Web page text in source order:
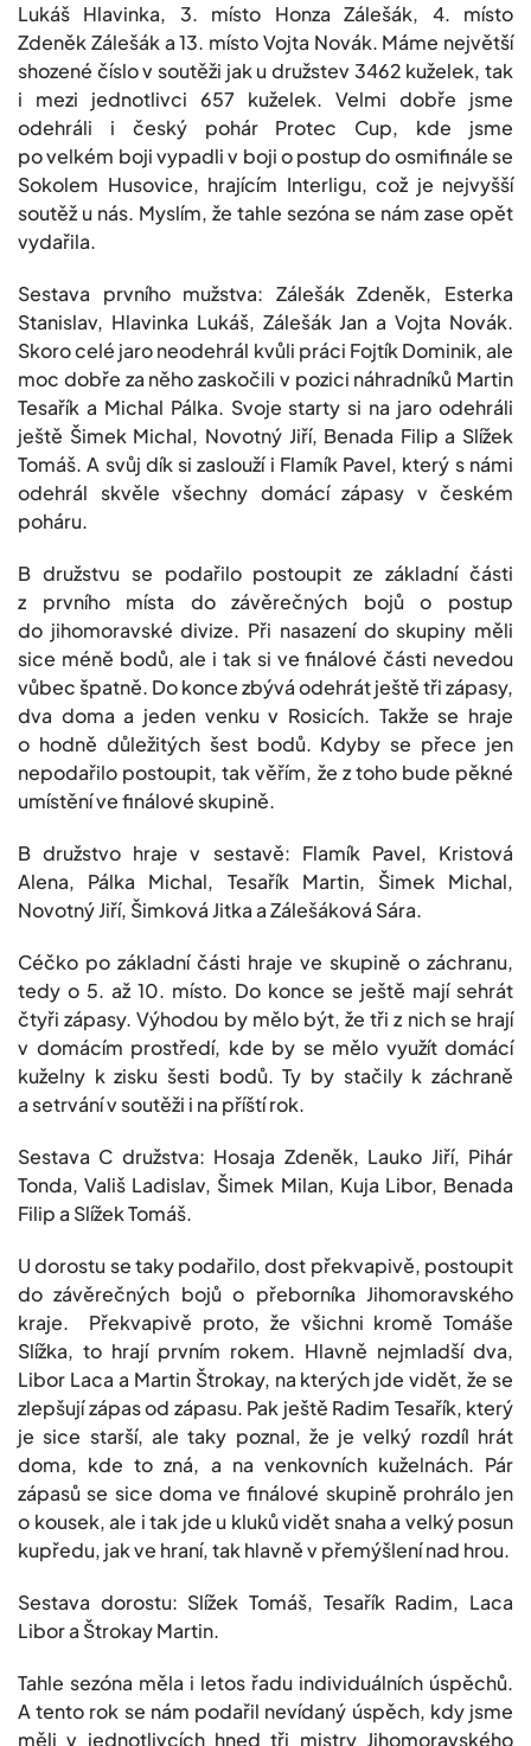
Lukáš Hlavinka, 3. místo Honza Zálešák, 4. místo
Zdeněk Zálešák a 13. místo Vojta Novák. Máme největší
shozené číslo v soutěži jak u družstev 3462 kuželek, tak
i mezi jednotlivci 657 kuželek. Velmi dobře jsme
odehráli i český pohár Protec Cup, kde jsme
po velkém boji vypadli v boji o postup do osmifinále se
Sokolem Husovice, hrajícím Interligu, což je nejvyšší
soutěž u nás. Myslím, že tahle sezóna se nám zase opět
vydařila.
Sestava prvního mužstva: Zálešák Zdeněk, Esterka
Stanislav, Hlavinka Lukáš, Zálešák Jan a Vojta Novák.
Skoro celé jaro neodehrál kvůli práci Fojtík Dominik, ale
moc dobře za něho zaskočili v pozici náhradníků Martin
Tesařík a Michal Pálka. Svoje starty si na jaro odehráli
ještě Šimek Michal, Novotný Jiří, Benada Filip a Slížek
Tomáš. A svůj dík si zaslouží i Flamík Pavel, který s námi
odehrál skvěle všechny domácí zápasy v českém
poháru.
B družstvu se podařilo postoupit ze základní části
z prvního místa do závěrečných bojů o postup
do jihomoravské divize. Při nasazení do skupiny měli
sice méně bodů, ale i tak si ve finálové části nevedou
vůbec špatně. Do konce zbývá odehrát ještě tři zápasy,
dva doma a jeden venku v Rosicích. Takže se hraje
o hodně důležitých šest bodů. Kdyby se přece jen
nepodařilo postoupit, tak věřím, že z toho bude pěkné
umístění ve finálové skupině.
B družstvo hraje v sestavě: Flamík Pavel, Kristová
Alena, Pálka Michal, Tesařík Martin, Šimek Michal,
Novotný Jiří, Šimková Jitka a Zálešáková Sára.
Céčko po základní části hraje ve skupině o záchranu,
tedy o 5. až 10. místo. Do konce se ještě mají sehrát
čtyři zápasy. Výhodou by mělo být, že tři z nich se hrají
v domácím prostředí, kde by se mělo využít domácí
kuželny k zisku šesti bodů. Ty by stačily k záchraně
a setrvání v soutěži i na příští rok.
Sestava C družstva: Hosaja Zdeněk, Lauko Jiří, Pihár
Tonda, Vališ Ladislav, Šimek Milan, Kuja Libor, Benada
Filip a Slížek Tomáš.
U dorostu se taky podařilo, dost překvapivě, postoupit
do závěrečných bojů o přeborníka Jihomoravského
kraje. Překvapivě proto, že všichni kromě Tomáše
Slížka, to hrají prvním rokem. Hlavně nejmladší dva,
Libor Laca a Martin Štrokay, na kterých jde vidět, že se
zlepšují zápas od zápasu. Pak ještě Radim Tesařík, který
je sice starší, ale taky poznal, že je velký rozdíl hrát
doma, kde to zná, a na venkovních kuželnách. Pár
zápasů se sice doma ve finálové skupině prohrálo jen
o kousek, ale i tak jde u kluků vidět snaha a velký posun
kupředu, jak ve hraní, tak hlavně v přemýšlení nad hrou.
Sestava dorostu: Slížek Tomáš, Tesařík Radim, Laca
Libor a Štrokay Martin.
Tahle sezóna měla i letos řadu individuálních úspěchů.
A tento rok se nám podařil nevídaný úspěch, kdy jsme
měli v jednotlivcích hned tři mistry Jihomoravského